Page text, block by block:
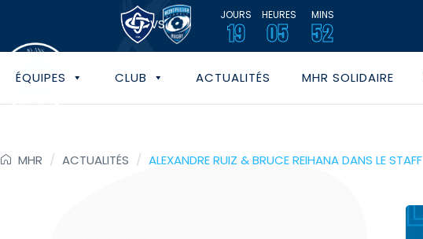
VS
JOURS
19
HEURES
05
MINS
52
ÉQUIPES CLUB ACTUALITÉS MHR SOLIDAIRE
MHR / ACTUALITÉS / ALEXANDRE RUIZ & BRUCE REIHANA DANS LE STAFF